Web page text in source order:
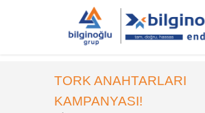
TORK ANAHTARLARI
KAMPANYASI!